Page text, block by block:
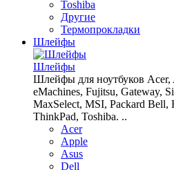
Toshiba
Другие
Термопрокладки
Шлейфы
Шлейфы
Шлейфы для ноутбуков Acer,
eMachines, Fujitsu, Gateway,
MaxSelect, MSI, Packard Bell,
ThinkPad, Toshiba. ..
Acer
Apple
Asus
Dell